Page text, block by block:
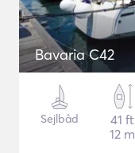
Bavaria C42
Sejlbåd
41 ft
12 m